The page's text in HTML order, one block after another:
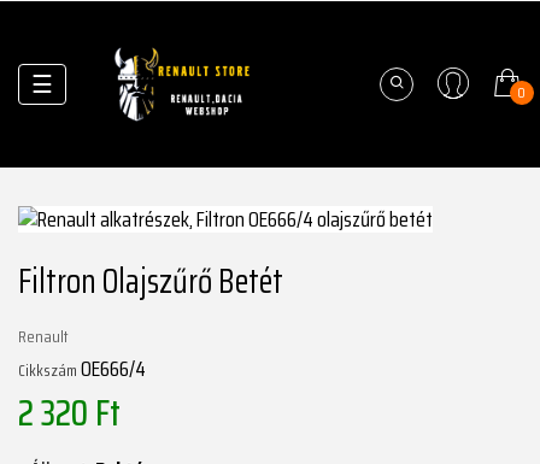
Váltás
a
navigációhoz
☰ 0
Filtron Olajszűrő Betét
Renault
CikkszámOE666/4
2 320 Ft